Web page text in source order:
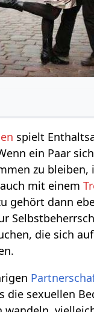
spielt
ein Paar
zu bleiben,
mit einem
gehört dann
die sich
die sexuellen